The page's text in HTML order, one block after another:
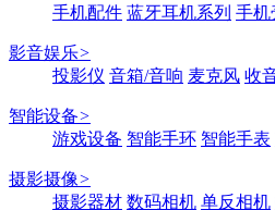
手机配件 蓝牙耳机系列 手机
影音娱乐>
投影仪 音箱/音响 麦克风 收
智能设备>
游戏设备 智能手环 智能手表
摄影摄像>
摄影器材 数码相机 单反相机